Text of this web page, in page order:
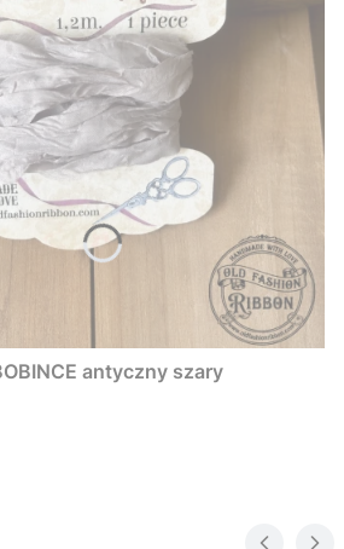
antyczny szary